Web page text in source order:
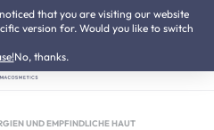
that you are visiting our website
version for. Would you like to switch
No, thanks.
Bis zu 50% Preisvorteil
UND EMPFINDLICHE HAUT